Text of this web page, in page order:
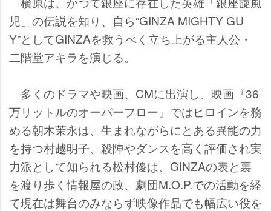
児」の伝説を知り、自ら“GINZA MIGHTY GU
Y”としてGINZAを救うべく立ち上がる主人公・
二階堂アキラを演じる。
多くのドラマや映画、CMに出演し、映画『36
万リットルのオーバーフロー』ではヒロインを務
める朝木茉永は、生まれながらにとある異能の力
を持つ村越明子、殺陣やダンスを高く評価され実
力派として知られる松村優は、GINZAの表と裏
を渡り歩く情報屋の政、劇団M.O.P.での活動を経
て現在は舞台のみならず映像作品でも幅広い役を